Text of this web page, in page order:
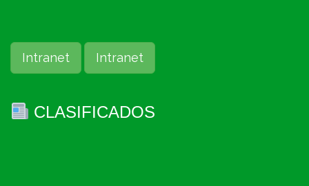
Intranet Intranet
CLASIFICADOS